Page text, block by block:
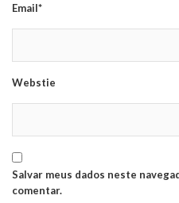
Email*
Webstie
Salvar meus dados neste
comentar.